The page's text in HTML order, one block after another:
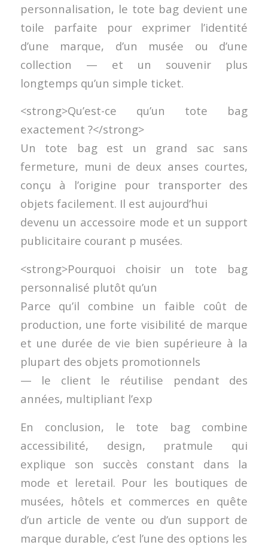
personnalisation, le tote bag devient une
toile parfaite pour exprimer l’identité
d’une marque, d’un musée ou d’une
collection — et un souvenir plus
longtemps qu’un simple ticket.
<strong>Qu’est-ce qu’un tote bag
exactement ?</strong>
Un tote bag est un grand sac sans
fermeture, muni de deux anses courtes,
conçu à l’origine pour transporter des
objets facilement. Il est aujourd’hui
devenu un accessoire mode et un support
publicitaire courant p musées.
<strong>Pourquoi choisir un tote bag
personnalisé plutôt qu’un
Parce qu’il combine un faible coût de
production, une forte visibilité de marque
et une durée de vie bien supérieure à la
plupart des objets promotionnels
— le client le réutilise pendant des
années, multipliant l’exp
En conclusion, le tote bag combine
accessibilité, design, pratmule qui
explique son succès constant dans la
mode et leretail. Pour les boutiques de
musées, hôtels et commerces en quête
d’un article de vente ou d’un support de
marque durable, c’est l’une des options les